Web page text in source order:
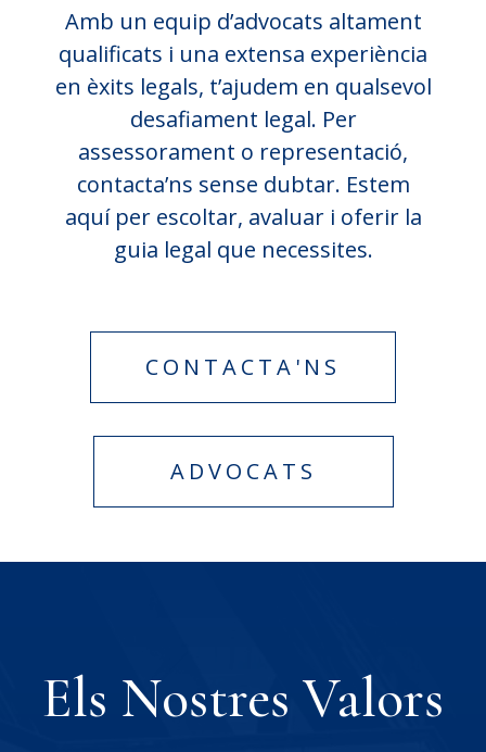
Amb un equip d’advocats altament
qualificats i una extensa experiència
en èxits legals, t’ajudem en qualsevol
desafiament legal. Per
assessorament o representació,
contacta’ns sense dubtar. Estem
aquí per escoltar, avaluar i oferir la
guia legal que necessites.
CONTACTA'NS
ADVOCATS
Els Nostres Valors